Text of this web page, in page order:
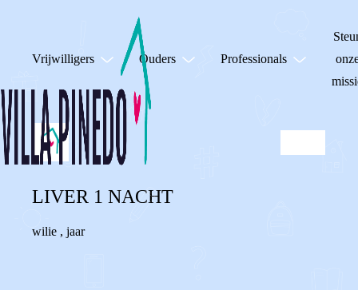
Vrijwilligers Ouders Professionals
LIVER 1 NACHT
wilie , jaar